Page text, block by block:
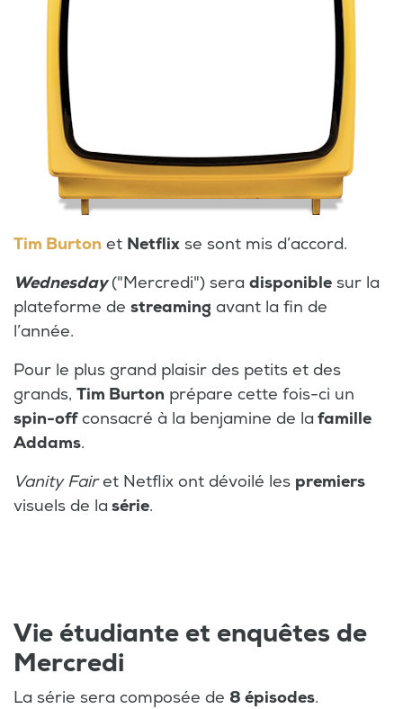
Tim Burton et Netflix se sont mis d’accord.
Wednesday("Mercredi") sera disponible sur la
plateforme de streaming avant la fin de
l’année.
Pour le plus grand plaisir des petits et des
grands, Tim Burton prépare cette fois-ci un
spin-offconsacré à la benjamine de la famille
Addams.
Vanity Fairet Netflix ont dévoilé les premiers
visuels de la série.
Vie étudiante et enquêtes de
Mercredi
La série sera composée de 8 épisodes.